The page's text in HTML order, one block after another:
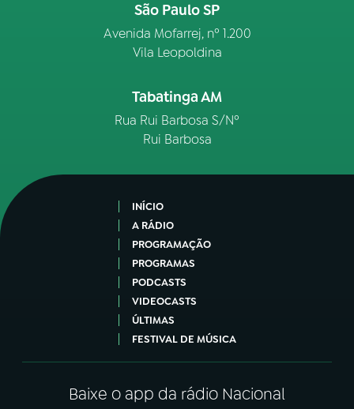
São Paulo SP
Avenida Mofarrej, nº 1.200
Vila Leopoldina
Tabatinga AM
Rua Rui Barbosa S/Nº
Rui Barbosa
INÍCIO
A RÁDIO
PROGRAMAÇÃO
PROGRAMAS
PODCASTS
VIDEOCASTS
ÚLTIMAS
FESTIVAL DE MÚSICA
Baixe o app da rádio Nacional